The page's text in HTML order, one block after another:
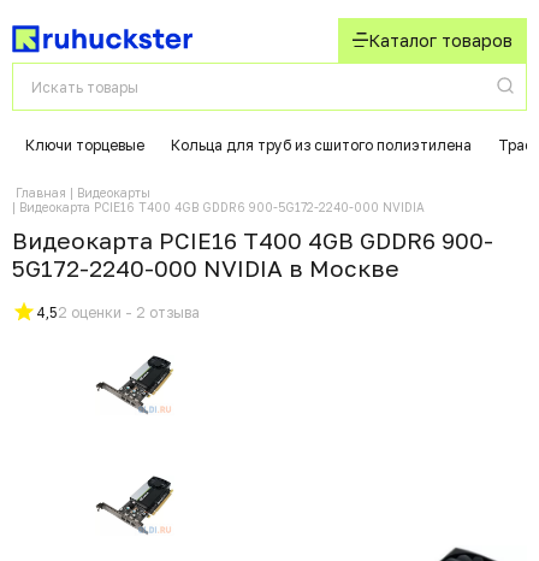
Каталог товаров
Ключи торцевые Кольца для труб из сшитого полиэтилена
Главная
Видеокарты
Видеокарта PCIE16 T400 4GB GDDR6 900-5G172-2240-000 NVIDIA
Видеокарта PCIE16 T400 4GB GDDR6 900-
5G172-2240-000 NVIDIA в Москвe
4,52 оценки - 2 отзыва